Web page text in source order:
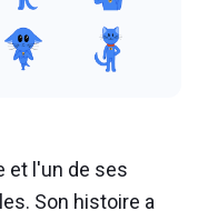
et l'un de ses
Son histoire a